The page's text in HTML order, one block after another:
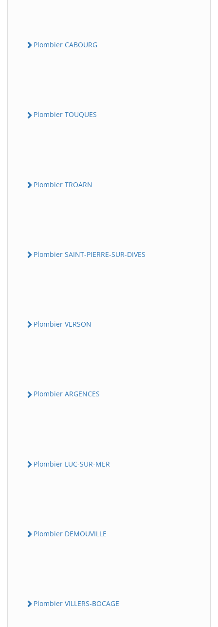
Plombier CABOURG
Plombier TOUQUES
Plombier TROARN
Plombier SAINT-PIERRE-SUR-DIVES
Plombier VERSON
Plombier ARGENCES
Plombier LUC-SUR-MER
Plombier DEMOUVILLE
Plombier VILLERS-BOCAGE